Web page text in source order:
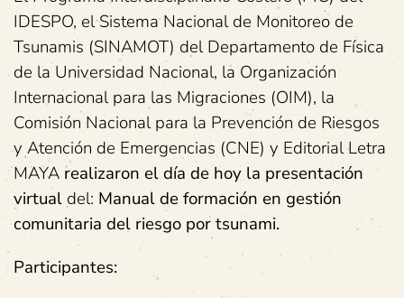
IDESPO, el Sistema Nacional de Monitoreo de
Tsunamis (SINAMOT) del Departamento de Física
de la Universidad Nacional, la Organización
Internacional para las Migraciones (OIM), la
Comisión Nacional para la Prevención de Riesgos
y Atención de Emergencias (CNE) y Editorial Letra
MAYA realizaron el día de hoy la presentación
virtual del: Manual de formación en gestión
comunitaria del riesgo por tsunami.
Participantes: